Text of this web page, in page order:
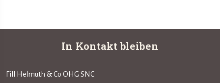
In Kontakt bleiben
Fill Helmuth & Co OHG SNC